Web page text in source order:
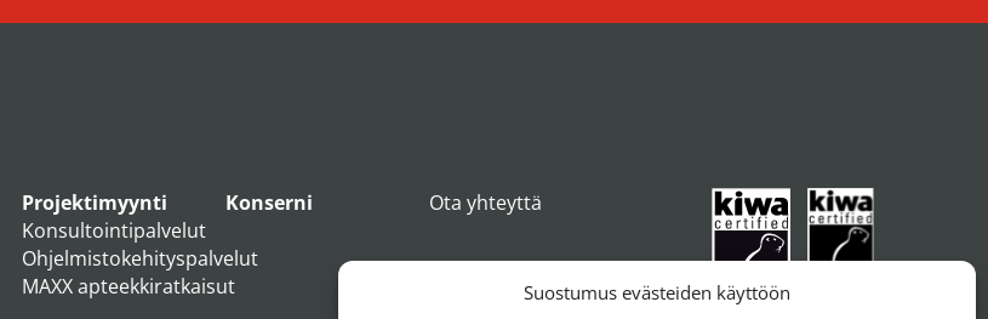
Suostumus evästeiden käyttöön
Projektimyynti
Konsultointipalvelut
Ohjelmistokehityspalvelut
MAXX apteekkiratkaisut
Konserni Ota yhteyttä